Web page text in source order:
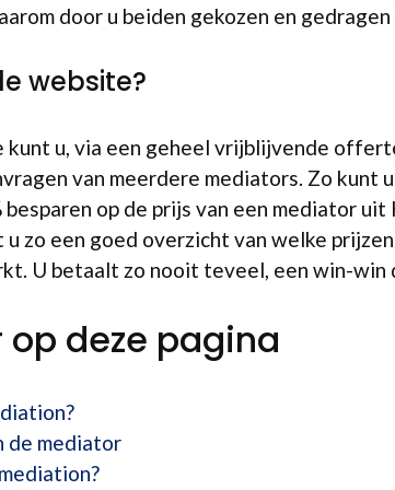
door u beiden gekozen en
website?
kunt u, via een geheel vrijblijvende
van meerdere mediators. Zo kunt
op de prijs van een mediator uit
zo een goed overzicht van welke
U betaalt zo nooit teveel, een win-win
op deze pagina
de mediator